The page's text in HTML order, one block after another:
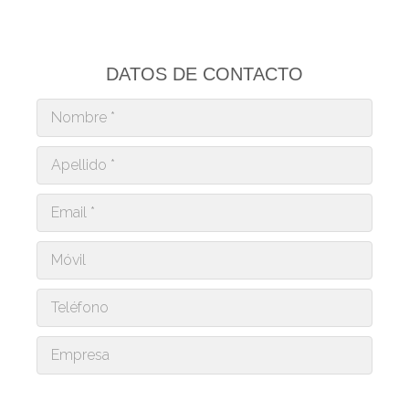
DATOS DE CONTACTO